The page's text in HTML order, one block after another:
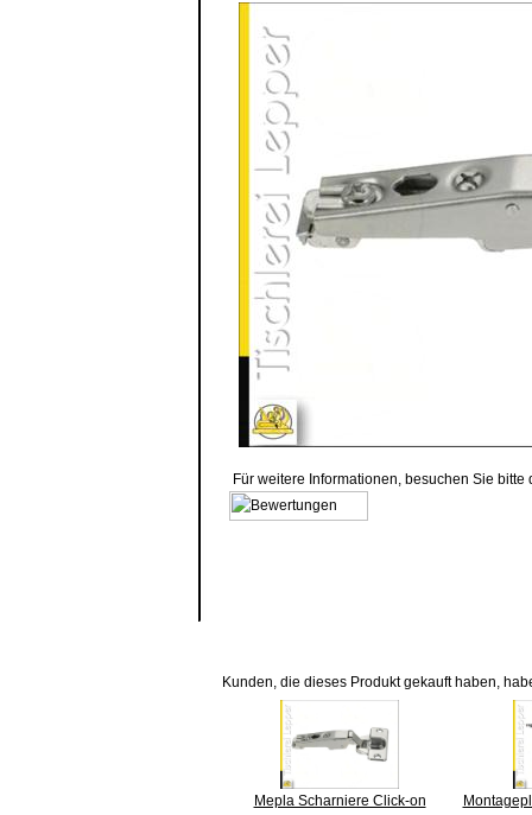
Für weitere Informationen, besuchen Sie bitte
Kunden, die dieses Produkt gekauft haben,
Mepla Scharniere Click-on